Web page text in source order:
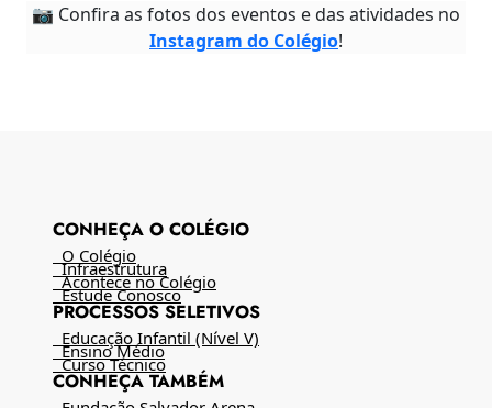
📷 Confira as fotos dos eventos e das atividades no
Instagram do Colégio!
CONHEÇA O COLÉGIO
O Colégio
Infraestrutura
Acontece no Colégio
Estude Conosco
PROCESSOS SELETIVOS
Educação Infantil (Nível V)
Ensino Médio
Curso Técnico
CONHEÇA TAMBÉM